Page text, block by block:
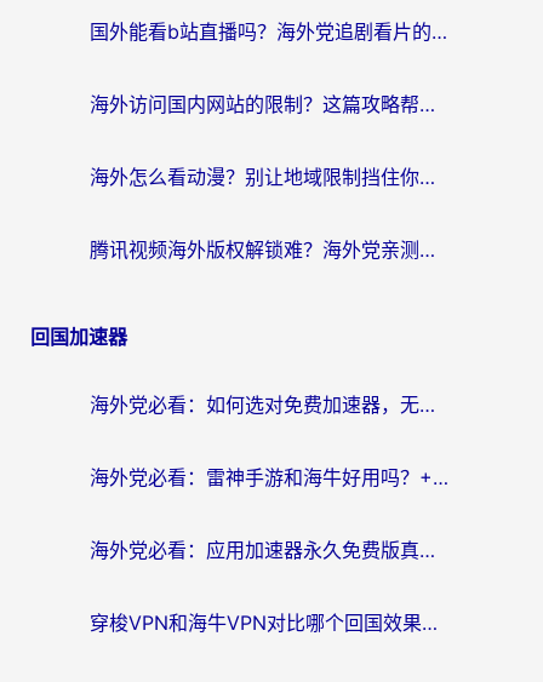
国外能看b站直播吗？海外党追剧看片的终极解决方案来了
海外访问国内网站的限制？这篇攻略帮你无缝解锁12306、12123和国内影音
海外怎么看动漫？别让地域限制挡住你的追番快乐
腾讯视频海外版权解锁难？海外党亲测：选对回国加速器，追剧观影零障碍
回国加速器
海外党必看：如何选对免费加速器，无缝访问国内资源不踩坑？
海外党必看：雷神手游和海牛好用吗？+3款热门加速器实测对比，附番茄加速器无缝回国指南
海外党必看：应用加速器永久免费版真的存在吗？教你选对回国加速器无缝刷国内资源
穿梭VPN和海牛VPN对比哪个回国效果更好？海外华人亲测3款热门加速器+避坑指南